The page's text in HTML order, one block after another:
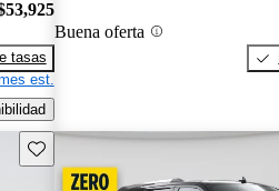
tasas
est.
Buena oferta
Guarda este Aviso